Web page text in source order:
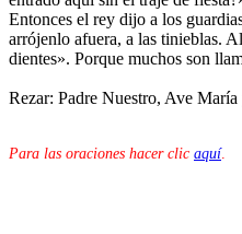
Entonces el rey dijo a los
arrójenlo afuera, a las tinieblas.
dientes». Porque muchos son
Rezar: Padre Nuestro, Ave
Para las oraciones hacer clic aquí.